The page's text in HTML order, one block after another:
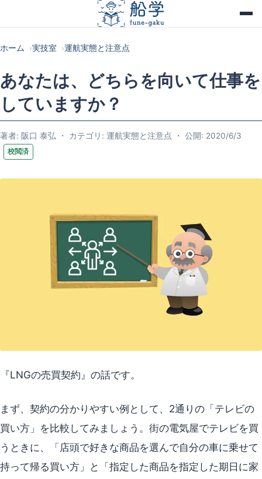
ホーム 実技室 運航実態と注意点
あなたは、どちらを向いて仕事を
していますか？
著者: 阪口 泰弘 ・ カテゴリ: 運航実態と注意点 ・ 公開: 2020/6/3
校閲済
『LNGの売買契約』の話です。
まず、契約の分かりやすい例として、2通りの「テレビの
買い方」を比較してみましょう。街の電気屋でテレビを買
うときに、「店頭で好きな商品を選んで自分の車に乗せて
持って帰る買い方」と「指定した商品を指定した期日に家